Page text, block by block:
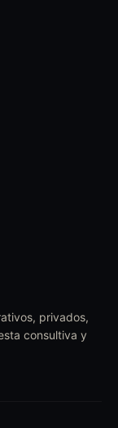
privados,
consultiva y